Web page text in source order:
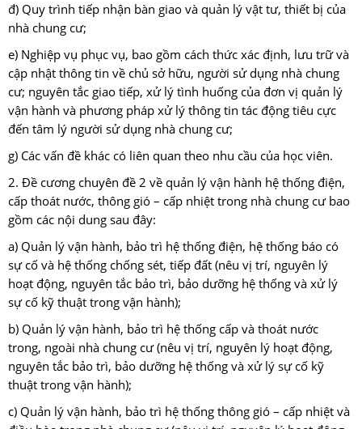
đ) Quy trình tiếp nhận bàn giao và quản lý vật tư, thiết bị của
nhà chung cư;
e) Nghiệp vụ phục vụ, bao gồm cách thức xác định, lưu trữ và
cập nhật thông tin về chủ sở hữu, người sử dụng nhà chung
cư; nguyên tắc giao tiếp, xử lý tình huống của đơn vị quản lý
vận hành và phương pháp xử lý thông tin tác động tiêu cực
đến tâm lý người sử dụng nhà chung cư;
g) Các vấn đề khác có liên quan theo nhu cầu của học viên.
2. Đề cương chuyên đề 2 về quản lý vận hành hệ thống điện,
cấp thoát nước, thông gió – cấp nhiệt trong nhà chung cư bao
gồm các nội dung sau đây:
a) Quản lý vận hành, bảo trì hệ thống điện, hệ thống báo có
sự cố và hệ thống chống sét, tiếp đất (nêu vị trí, nguyên lý
hoạt động, nguyên tắc bảo trì, bảo dưỡng hệ thống và xử lý
sự cố kỹ thuật trong vận hành);
b) Quản lý vận hành, bảo trì hệ thống cấp và thoát nước
trong, ngoài nhà chung cư (nêu vị trí, nguyên lý hoạt động,
nguyên tắc bảo trì, bảo dưỡng hệ thống và xử lý sự cố kỹ
thuật trong vận hành);
c) Quản lý vận hành, bảo trì hệ thống thông gió – cấp nhiệt và